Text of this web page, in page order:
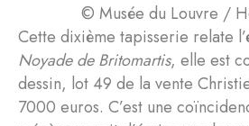
© Musée du Louvre /
Cette dixième tapisserie relate
Noyade de Britomartis, elle est
dessin, lot 49 de la vente
7000 euros. C’est une